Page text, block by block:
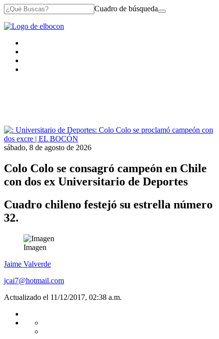
Cuadro de búsqueda
sábado, 8 de agosto de 2026
Colo Colo se consagró campeón en Chile
con dos ex Universitario de Deportes
Cuadro chileno festejó su estrella número
32.
Imagen
Jaime Valverde
jcai7@hotmail.com
Actualizado el 11/12/2017, 02:38 a.m.